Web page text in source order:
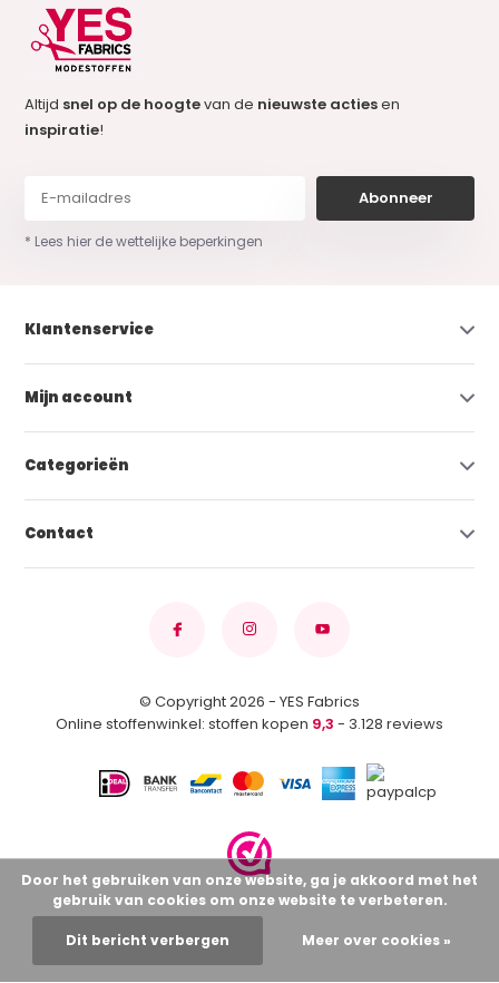
Altijd snel op de hoogtevan de nieuwste actiesen
inspiratie!
Abonneer
* Lees hier de wettelijke beperkingen
Klantenservice
Mijn account
Categorieën
Contact
© Copyright 2026 - YES Fabrics
Online stoffenwinkel: stoffen kopen 9,3 - 3.128 reviews
Door het gebruiken van onze website, ga je akkoord met het
gebruik van cookies om onze website te verbeteren.
Dit bericht verbergen Meer over cookies »